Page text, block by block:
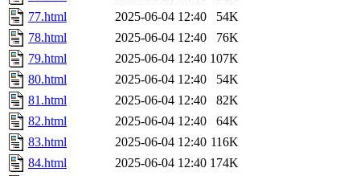
77.html
2025-06-04 12:40
54K
78.html
2025-06-04 12:40
76K
79.html
2025-06-04 12:40 107K
80.html
2025-06-04 12:40
54K
81.html
2025-06-04 12:40
82K
82.html
2025-06-04 12:40
64K
83.html
2025-06-04 12:40 116K
84.html
2025-06-04 12:40 174K